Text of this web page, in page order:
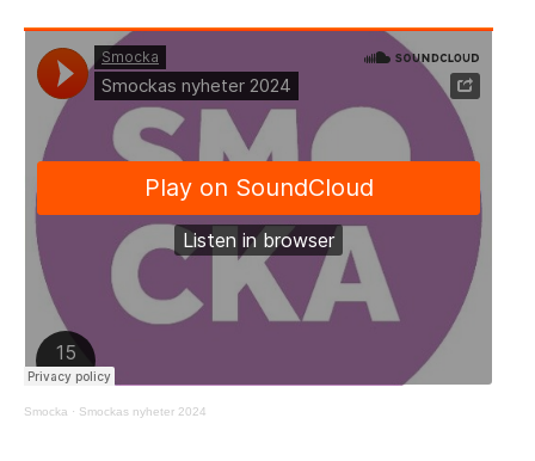
Smocka · Smockas nyheter 2024